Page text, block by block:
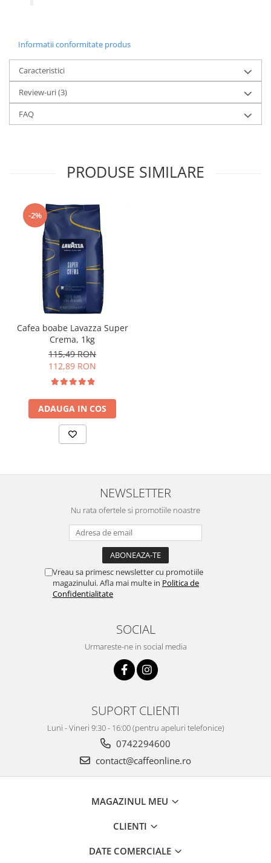
Informatii conformitate produs
Caracteristici
Review-uri(3)
FAQ
PRODUSE SIMILARE
-2%
Cafea boabe Lavazza Super
Crema, 1kg
115,49 RON
112,89 RON
ADAUGA IN COS
NEWSLETTER
Nu rata ofertele si promotiile noastre
Vreau sa primesc newsletter cu promotiile
magazinului. Afla mai multe in Politica de
Confidentialitate
SOCIAL
Urmareste-ne in social media
SUPORT CLIENTI
Luni - Vineri 9:30 - 16:00 (pentru apeluri telefonice)
0742294600
contact@caffeonline.ro
MAGAZINUL MEU
CLIENTI
DATE COMERCIALE